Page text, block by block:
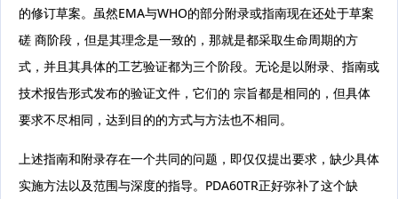
的修订草案。虽然EMA与WHO的部分附录或指南现在还处于草案
磋 商阶段，但是其理念是一致的，那就是都采取生命周期的方
式，并且其具体的工艺验证都为三个阶段。无论是以附录、指南或
技术报告形式发布的验证文件，它们的 宗旨都是相同的，但具体
要求不尽相同，达到目的的方式与方法也不相同。
上述指南和附录存在一个共同的问题，即仅仅提出要求，缺少具体
实施方法以及范围与深度的指导。PDA60TR正好弥补了这个缺